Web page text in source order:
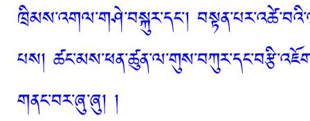
ཁྲིམས་འགལ་གཤེ་བསྐུར་དང་།
པས།
གནང་བར་ཞུ་ཞུ། །